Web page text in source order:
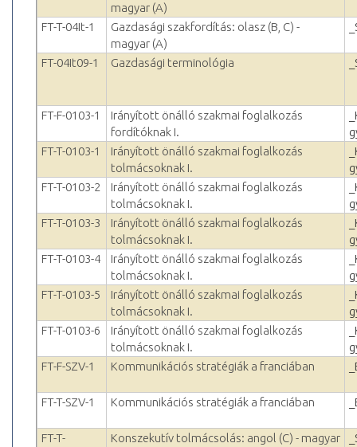
magyar (A)
FT-T-04It-1
Gazdasági szakfordítás: olasz (B, C) -
magyar (A)
FT-04It09-1 Gazdasági terminológia
FT-F-0103-1
Irányított önálló szakmai foglalkozás
fordítóknak I.
FT-T-0103-1
Irányított önálló szakmai foglalkozás
tolmácsoknak I.
FT-T-0103-2
Irányított önálló szakmai foglalkozás
tolmácsoknak I.
FT-T-0103-3
Irányított önálló szakmai foglalkozás
tolmácsoknak I.
FT-T-0103-4
Irányított önálló szakmai foglalkozás
tolmácsoknak I.
FT-T-0103-5
Irányított önálló szakmai foglalkozás
tolmácsoknak I.
FT-T-0103-6
Irányított önálló szakmai foglalkozás
tolmácsoknak I.
FT-F-SZV-1
Kommunikációs stratégiák a franciában
FT-T-SZV-1 Kommunikációs stratégiák a franciában
FT-T-
Konszekutív tolmácsolás: angol (C) - magyar